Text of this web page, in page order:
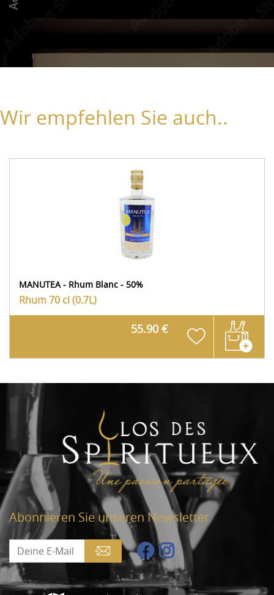
Wir empfehlen Sie auch..
MANUTEA - Rhum Blanc - 50%
Rhum70 cl (0.7L)
55.90 €
Abonnieren Sie unseren Newsletter